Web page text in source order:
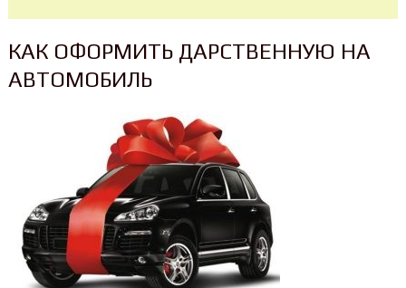
КАК ОФОРМИТЬ ДАРСТВЕННУЮ НА
АВТОМОБИЛЬ